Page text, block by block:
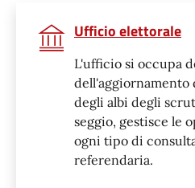
Ufficio elettorale
L'ufficio si occupa
dell'aggiornamento
degli albi degli
seggio, gestisce le
ogni tipo di
referendaria.